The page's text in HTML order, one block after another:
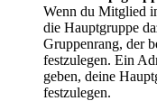
Wenn du Mitglied
die Hauptgruppe
Gruppenrang, der
festzulegen. Ein
geben, deine
festzulegen.